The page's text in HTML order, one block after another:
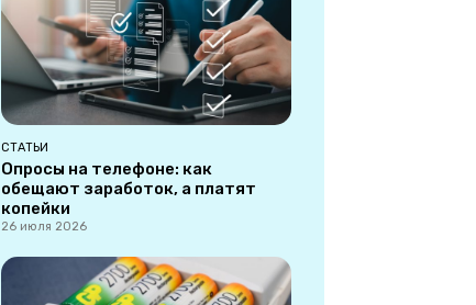
СТАТЬИ
Опросы на телефоне: как
обещают заработок, а платят
копейки
26 июля 2026